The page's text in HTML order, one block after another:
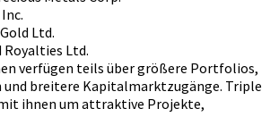
Ltd.
Royalties Ltd.
verfügen teils über größere Portfolios,
breitere Kapitalmarktzugänge. Triple
ihnen um attraktive Projekte,